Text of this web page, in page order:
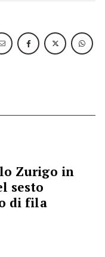
Zurigo in
sesto
di fila